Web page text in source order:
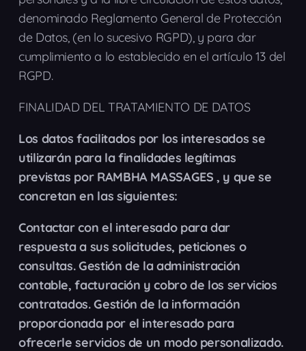
denominado Reglamento General de Protección
de Datos, (en lo sucesivo RGPD), y para dar
cumplimiento a lo establecido en el artículo 13 del
RGPD.
FINALIDAD DEL TRATAMIENTO DE DATOS
Los datos facilitados por los interesados se
utilizarán para la finalidades legítimas
previstas por RAMBHA MASSAGES , y que se
concretan en las siguientes:
Contactar con el interesado para dar
respuesta a sus solicitudes, peticiones o
consultas. Gestión de la administración
contable, facturación y cobro de los servicios
contratados. Gestión de la información
proporcionada por el interesado para
ofrecerle servicios de un modo personalizado.